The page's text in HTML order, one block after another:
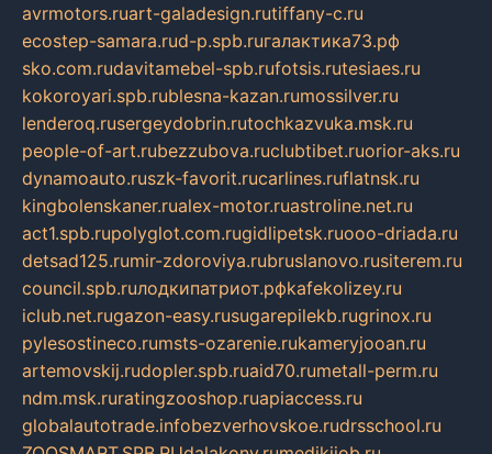
avrmotors.ruart-galadesign.rutiffany-c.ru
ecostep-samara.rud-p.spb.ruгалактика73.рф
sko.com.rudavitamebel-spb.rufotsis.rutesiaes.ru
kokoroyari.spb.rublesna-kazan.rumossilver.ru
lenderoq.rusergeydobrin.rutochkazvuka.msk.ru
people-of-art.rubezzubova.ruclubtibet.ruorior-aks.ru
dynamoauto.ruszk-favorit.rucarlines.ruflatnsk.ru
kingbolenskaner.rualex-motor.ruastroline.net.ru
act1.spb.rupolyglot.com.rugidlipetsk.ruooo-driada.ru
detsad125.rumir-zdoroviya.rubruslanovo.rusiterem.ru
council.spb.ruлодкипатриот.рфkafekolizey.ru
iclub.net.rugazon-easy.rusugarepilekb.rugrinox.ru
pylesostineco.rumsts-ozarenie.rukameryjooan.ru
artemovskij.rudopler.spb.ruaid70.rumetall-perm.ru
ndm.msk.ruratingzooshop.ruapiaccess.ru
globalautotrade.infobezverhovskoe.rudrsschool.ru